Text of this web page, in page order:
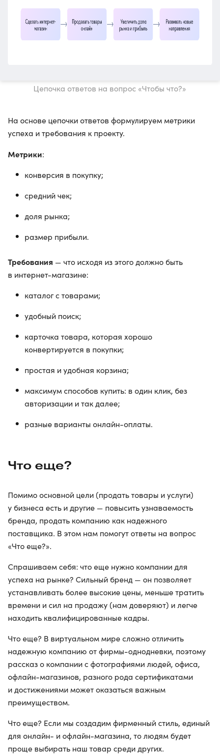
Цепочка ответов на вопрос «Чтобы что?»
На основе цепочки ответов формулируем метрики
успеха и требования к проекту.
Метрики:
конверсия в покупку;
средний чек;
доля рынка;
размер прибыли.
Требования — что исходя из этого должно быть
в интернет-магазине:
каталог с товарами;
удобный поиск;
карточка товара, которая хорошо
конвертируется в покупки;
простая и удобная корзина;
максимум способов купить: в один клик, без
авторизации и так далее;
разные варианты онлайн-оплаты.
Что еще?
Помимо основной цели (продать товары и услуги)
у бизнеса есть и другие — повысить узнаваемость
бренда, продать компанию как надежного
поставщика. В этом нам помогут ответы на вопрос
«Что еще?».
Спрашиваем себя: что еще нужно компании для
успеха на рынке? Сильный бренд — он позволяет
устанавливать более высокие цены, меньше тратить
времени и сил на продажу (нам доверяют) и легче
находить квалифицированные кадры.
Что еще? В виртуальном мире сложно отличить
надежную компанию от фирмы-однодневки, поэтому
рассказ о компании с фотографиями людей, офиса,
офлайн-магазинов, разного рода сертификатами
и достижениями может оказаться важным
преимуществом.
Что еще? Если мы создадим фирменный стиль, единый
для онлайн- и офлайн-магазина, то людям будет
проще выбирать наш товар среди других.